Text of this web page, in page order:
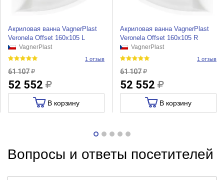
Акриловая ванна VagnerPlast
Veronela Offset 160x105 L
VagnerPlast
1 отзыв
61 107
52 552
В корзину
Акриловая ванна VagnerPlast
Veronela Offset 160x105 R
VagnerPlast
1 отзыв
61 107
52 552
В корзину
Вопросы и ответы посетителей